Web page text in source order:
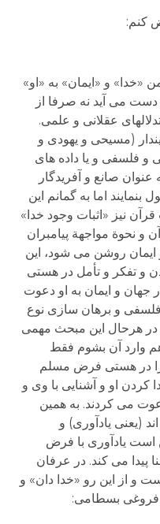
کنم:
و «ایمان» به «او»
می آید نه صرفا از
عقلانی و علمی.
(مسیحی و یهودی و
و فلسفی و یا داده های
صانع و آفریدگار
بنمایند اما به گمانم این
نیز «اثبات وجود خدا»
و نحوة مواجهة پیامبران
ایمان روشن می شود، این
و تفکر و تأمل در هستی
جهان و ایمان به او دعوت
فلسفی و برهان سازی نوع
هرحال این مبحث مهمی
وارد آن بشوم فقط
را در هستی فرض مسلم
کردن او و آشنایی با وی و
می کردند. به همین
(یعنی یادآوری) و
است یادآوری با فرض
پیدا می کند. در عرفان
و از این رو «خدا دان» و
فروغی بسطامی: